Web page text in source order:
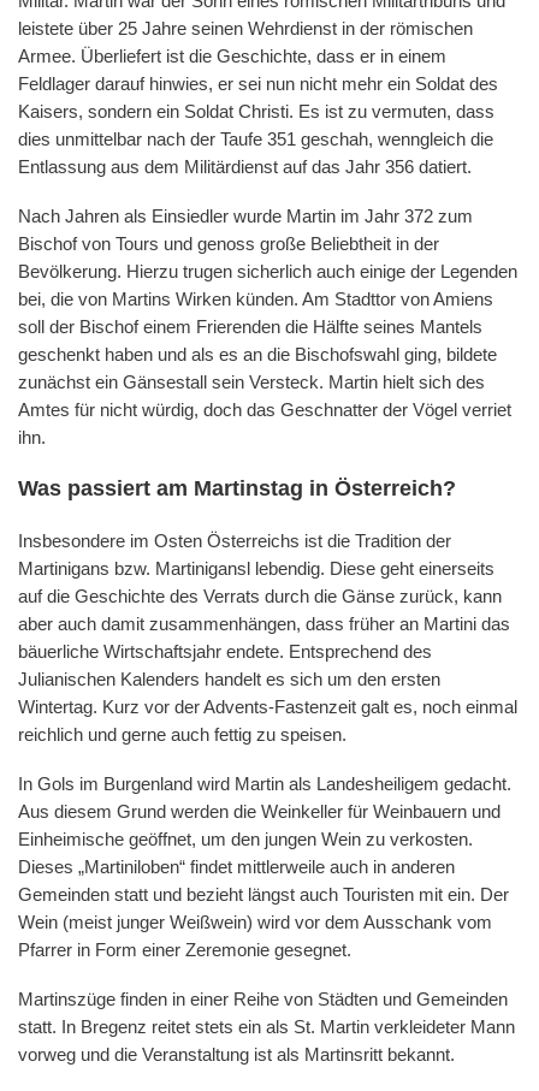
leistete über 25 Jahre seinen Wehrdienst in der römischen
Armee. Überliefert ist die Geschichte, dass er in einem
Feldlager darauf hinwies, er sei nun nicht mehr ein Soldat des
Kaisers, sondern ein Soldat Christi. Es ist zu vermuten, dass
dies unmittelbar nach der Taufe 351 geschah, wenngleich die
Entlassung aus dem Militärdienst auf das Jahr 356 datiert.
Nach Jahren als Einsiedler wurde Martin im Jahr 372 zum
Bischof von Tours und genoss große Beliebtheit in der
Bevölkerung. Hierzu trugen sicherlich auch einige der Legenden
bei, die von Martins Wirken künden. Am Stadttor von Amiens
soll der Bischof einem Frierenden die Hälfte seines Mantels
geschenkt haben und als es an die Bischofswahl ging, bildete
zunächst ein Gänsestall sein Versteck. Martin hielt sich des
Amtes für nicht würdig, doch das Geschnatter der Vögel verriet
ihn.
Was passiert am Martinstag in Österreich?
Insbesondere im Osten Österreichs ist die Tradition der
Martinigans bzw. Martinigansl lebendig. Diese geht einerseits
auf die Geschichte des Verrats durch die Gänse zurück, kann
aber auch damit zusammenhängen, dass früher an Martini das
bäuerliche Wirtschaftsjahr endete. Entsprechend des
Julianischen Kalenders handelt es sich um den ersten
Wintertag. Kurz vor der Advents-Fastenzeit galt es, noch einmal
reichlich und gerne auch fettig zu speisen.
In Gols im Burgenland wird Martin als Landesheiligem gedacht.
Aus diesem Grund werden die Weinkeller für Weinbauern und
Einheimische geöffnet, um den jungen Wein zu verkosten.
Dieses „Martiniloben“ findet mittlerweile auch in anderen
Gemeinden statt und bezieht längst auch Touristen mit ein. Der
Wein (meist junger Weißwein) wird vor dem Ausschank vom
Pfarrer in Form einer Zeremonie gesegnet.
Martinszüge finden in einer Reihe von Städten und Gemeinden
statt. In Bregenz reitet stets ein als St. Martin verkleideter Mann
vorweg und die Veranstaltung ist als Martinsritt bekannt.